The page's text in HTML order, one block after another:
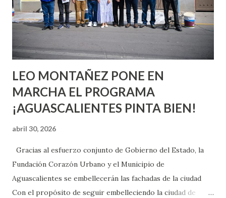
pienses que el sexo será increíble y no puedas esperar para
experimentarlo, pero como cualquier persona con
experiencia te dirá, siempre es mejor cuando ambas partes
son suficientemen...
LEO MONTAÑEZ PONE EN
MARCHA EL PROGRAMA
¡AGUASCALIENTES PINTA BIEN!
abril 30, 2026
Gracias al esfuerzo conjunto de Gobierno del Estado, la
Fundación Corazón Urbano y el Municipio de
Aguascalientes se embellecerán las fachadas de la ciudad
Con el propósito de seguir embelleciendo la ciudad de